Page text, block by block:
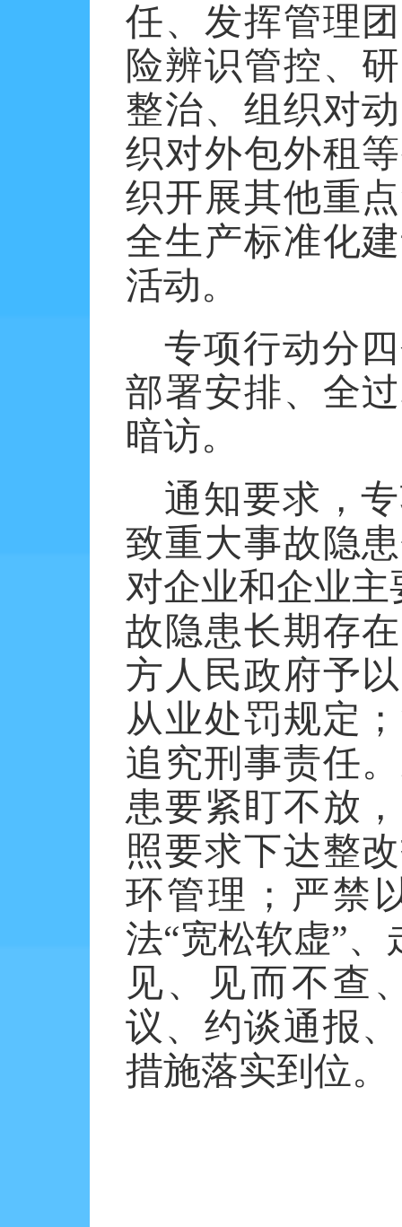
任、发挥管理
险辨识管控、
整治、组织对
织对外包外租
织开展其他重
全生产标准化
活动。
专项行动分
部署安排、全
暗访。
通知要求，
致重大事故隐
对企业和企业
故隐患长期存
方人民政府予
从业处罚规定
追究刑事责任
患要紧盯不放
照要求下达整
环管理；严禁
法“宽松软虚”
见、见而不查
议、约谈通报
措施落实到位。